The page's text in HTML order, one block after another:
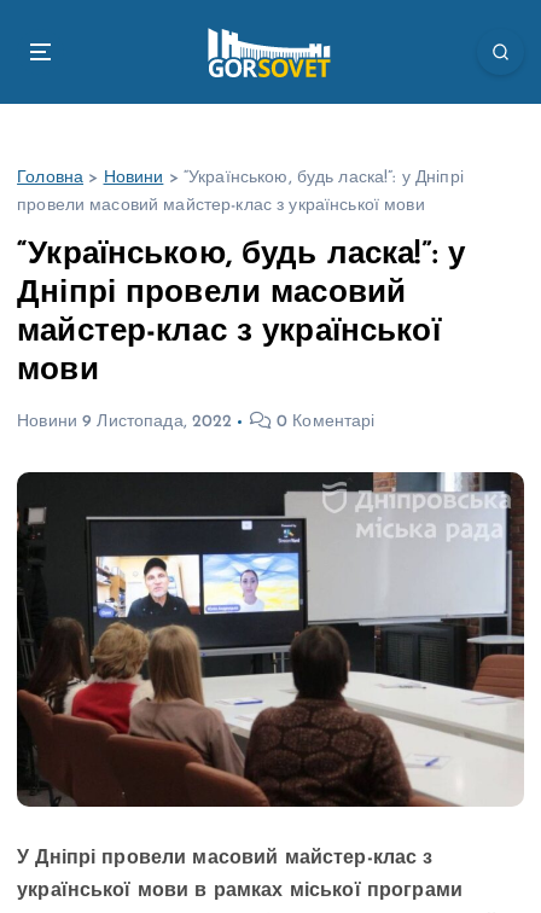
Головна > Новини > “Українською, будь ласка!”: у Дніпрі
провели масовий майстер-клас з української мови
“Українською, будь ласка!”: у
Дніпрі провели масовий
майстер-клас з української
мови
Новини 9 Листопада, 2022 0 Коментарі
У Дніпрі провели масовий майстер-клас з
української мови в рамках міської програми